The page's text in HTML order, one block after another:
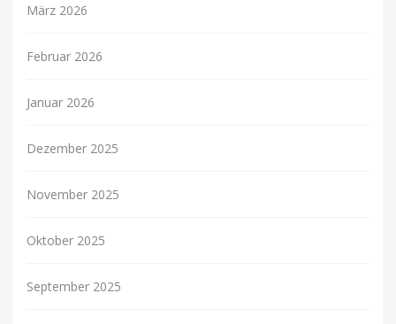
März 2026
Februar 2026
Januar 2026
Dezember 2025
November 2025
Oktober 2025
September 2025